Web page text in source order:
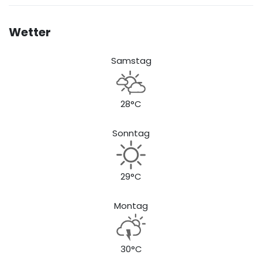
Wetter
Samstag
28°C
Sonntag
29°C
Montag
30°C